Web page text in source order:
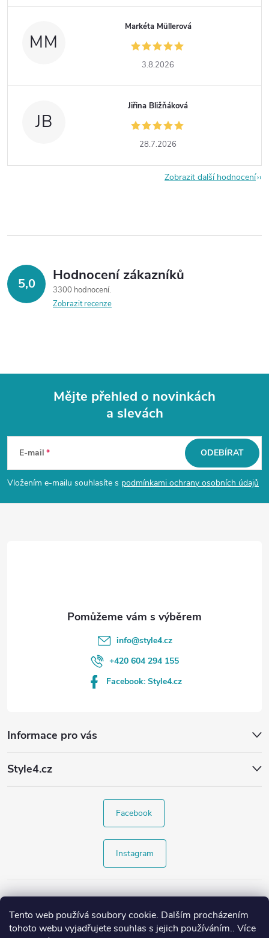
Tento web používá soubory cookie. Dalším procházením
tohoto webu vyjadřujete souhlas s jejich používáním.. Více
MM
Markéta Müllerová
3.8.2026
JB
Jiřina Bližňáková
28.7.2026
Zobrazit další hodnocení
5,0 Hodnocení zákazníků
3300 hodnocení
Zobrazit recenze
p
Mějte přehled o novinkách
a slevách
E-mail
Vložením e-mailu souhlasíte s podmínkami ochrany osobních údajů
ODEBÍRAT
Informace pro vás
Style4.cz
info@style4.cz
+420 604 294 155
Facebook: Style4.cz
Facebook
Instagram